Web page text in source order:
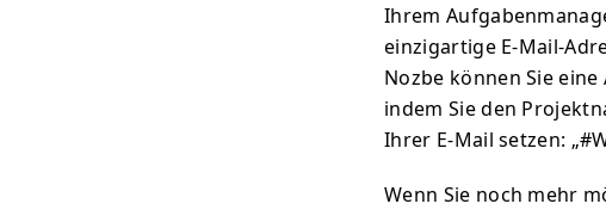
Ihrem
einzigartige E-Mail-
Nozbe können Sie
indem Sie den
Ihrer E-Mail setzen:
Wenn Sie noch mehr